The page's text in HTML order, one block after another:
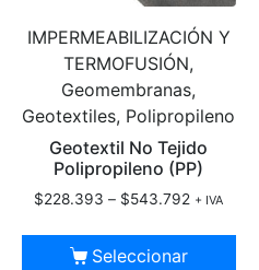
IMPERMEABILIZACIÓN Y
TERMOFUSIÓN,
Geomembranas,
Geotextiles, Polipropileno
Geotextil No Tejido
Polipropileno (PP)
$228.393 – $543.792 + IVA
Seleccionar